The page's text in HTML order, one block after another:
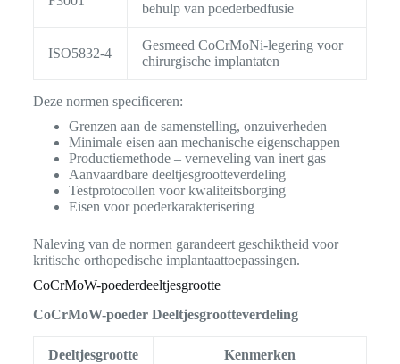
behulp van poederbedfusie
ISO5832-4
Gesmeed CoCrMoNi-legering voor
chirurgische implantaten
Deze normen specificeren:
Grenzen aan de samenstelling, onzuiverheden
Minimale eisen aan mechanische eigenschappen
Productiemethode – verneveling van inert gas
Aanvaardbare deeltjesgrootteverdeling
Testprotocollen voor kwaliteitsborging
Eisen voor poederkarakterisering
Naleving van de normen garandeert geschiktheid voor
kritische orthopedische implantaattoepassingen.
CoCrMoW-poederdeeltjesgrootte
CoCrMoW-poeder Deeltjesgrootteverdeling
Deeltjesgrootte Kenmerken